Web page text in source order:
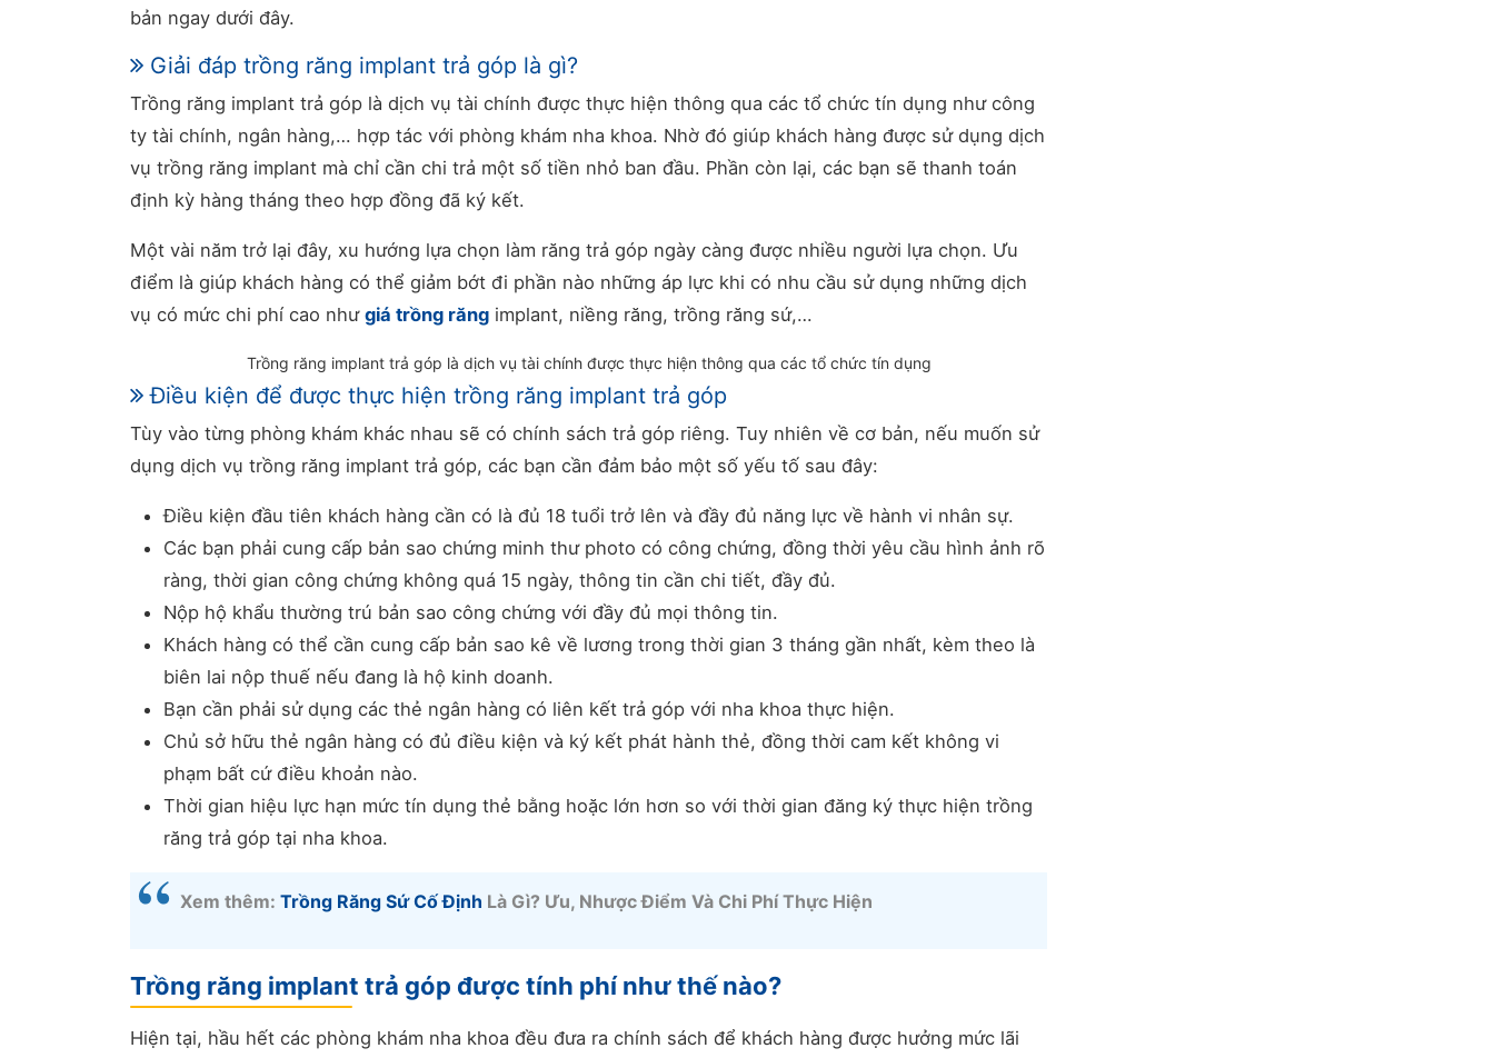
bản ngay dưới đây.
Giải đáp trồng răng implant trả góp là gì?
Trồng răng implant trả góp là dịch vụ tài chính được thực hiện thông qua các tổ chức tín dụng như công
ty tài chính, ngân hàng,… hợp tác với phòng khám nha khoa. Nhờ đó giúp khách hàng được sử dụng dịch
vụ trồng răng implant mà chỉ cần chi trả một số tiền nhỏ ban đầu. Phần còn lại, các bạn sẽ thanh toán
định kỳ hàng tháng theo hợp đồng đã ký kết.
Một vài năm trở lại đây, xu hướng lựa chọn làm răng trả góp ngày càng được nhiều người lựa chọn. Ưu
điểm là giúp khách hàng có thể giảm bớt đi phần nào những áp lực khi có nhu cầu sử dụng những dịch
vụ có mức chi phí cao như giá trồng răng implant, niềng răng, trồng răng sứ,…
Trồng răng implant trả góp là dịch vụ tài chính được thực hiện thông qua các tổ chức tín dụng
Điều kiện để được thực hiện trồng răng implant trả góp
Tùy vào từng phòng khám khác nhau sẽ có chính sách trả góp riêng. Tuy nhiên về cơ bản, nếu muốn sử
dụng dịch vụ trồng răng implant trả góp, các bạn cần đảm bảo một số yếu tố sau đây:
Điều kiện đầu tiên khách hàng cần có là đủ 18 tuổi trở lên và đầy đủ năng lực về hành vi nhân sự.
Các bạn phải cung cấp bản sao chứng minh thư photo có công chứng, đồng thời yêu cầu hình ảnh rõ
ràng, thời gian công chứng không quá 15 ngày, thông tin cần chi tiết, đầy đủ.
Nộp hộ khẩu thường trú bản sao công chứng với đầy đủ mọi thông tin.
Khách hàng có thể cần cung cấp bản sao kê về lương trong thời gian 3 tháng gần nhất, kèm theo là
biên lai nộp thuế nếu đang là hộ kinh doanh.
Bạn cần phải sử dụng các thẻ ngân hàng có liên kết trả góp với nha khoa thực hiện.
Chủ sở hữu thẻ ngân hàng có đủ điều kiện và ký kết phát hành thẻ, đồng thời cam kết không vi
phạm bất cứ điều khoản nào.
Thời gian hiệu lực hạn mức tín dụng thẻ bằng hoặc lớn hơn so với thời gian đăng ký thực hiện trồng
răng trả góp tại nha khoa.
Xem thêm: Trồng Răng Sứ Cố Định Là Gì? Ưu, Nhược Điểm Và Chi Phí Thực Hiện
Trồng răng implant trả góp được tính phí như thế nào?
Hiện tại, hầu hết các phòng khám nha khoa đều đưa ra chính sách để khách hàng được hưởng mức lãi